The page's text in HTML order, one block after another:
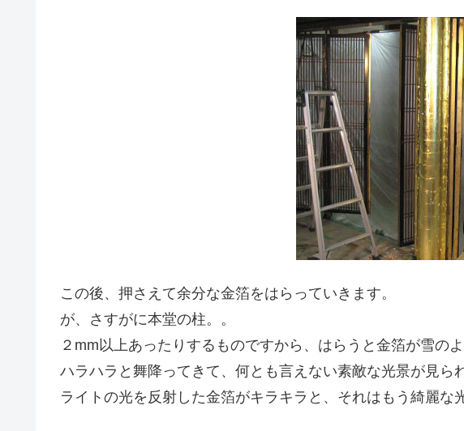
この後、押さえて余分な金箔をはらっていきます。
が、さすがに本堂の柱。。
２mm以上あったりするものですから、はらうと金箔が雪の
ハラハラと舞降ってきて、何とも言えない素敵な光景が見ら
ライトの光を反射した金箔がキラキラと、それはもう綺麗な